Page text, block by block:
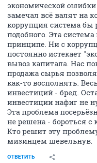
экономической ошибки
замечал всё валят на
коррупция система бы
подобного. Эта система
принципе. Ни с
постоянно истекает
вывоз капитала. Нас
продажа сырья
как-то восполнять.
инвестиций - бред.
инвестиции нафиг не
Эта проблема
не решена - бороться с
Кто решит эту
мизинцем шевельнув.
ОТВЕТИТЬ